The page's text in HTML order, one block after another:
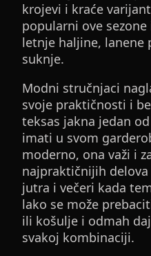
krojevi i kraće
popularni ove
letnje haljine, lanene
suknje.
Modni stručnjaci
svoje praktičnosti i
teksas jakna jedan
imati u svom
moderno, ona važi i
najpraktičnijih delova
jutra i večeri kada
lako se može
ili košulje i odmah
svakoj kombinaciji.